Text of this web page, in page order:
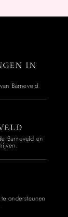
IN
Barneveld.
Barneveld en
ondersteunen